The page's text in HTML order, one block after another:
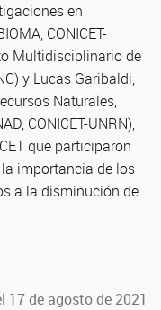
en
CONICET-
Multidisciplinario de
y Lucas Garibaldi,
Naturales,
CONICET-UNRN),
que participaron
importancia de los
a la disminución de
17 de agosto de 2021